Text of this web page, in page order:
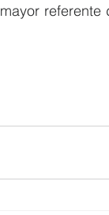
referente